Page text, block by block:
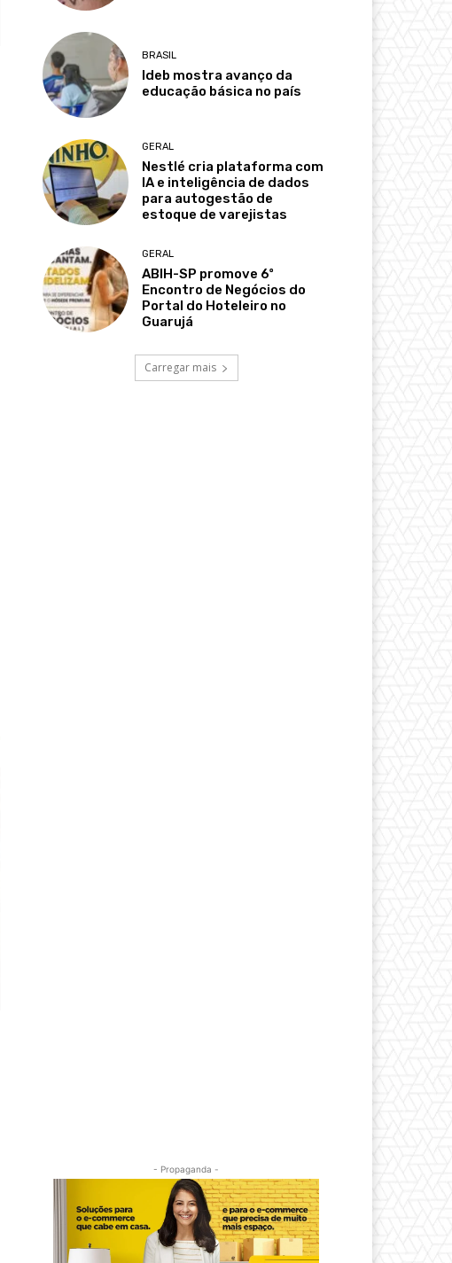
BRASIL
Ideb mostra avanço da
educação básica no país
GERAL
Nestlé cria plataforma com
IA e inteligência de dados
para autogestão de
estoque de varejistas
GERAL
ABIH-SP promove 6º
Encontro de Negócios do
Portal do Hoteleiro no
Guarujá
Carregar mais